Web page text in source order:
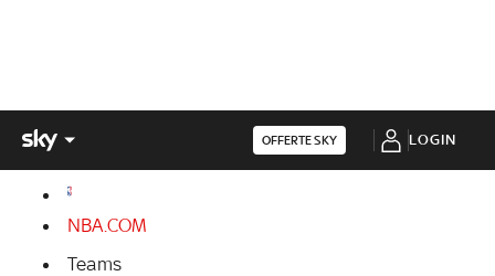
OFFERTE SKY LOGIN
NBA.COM
Teams